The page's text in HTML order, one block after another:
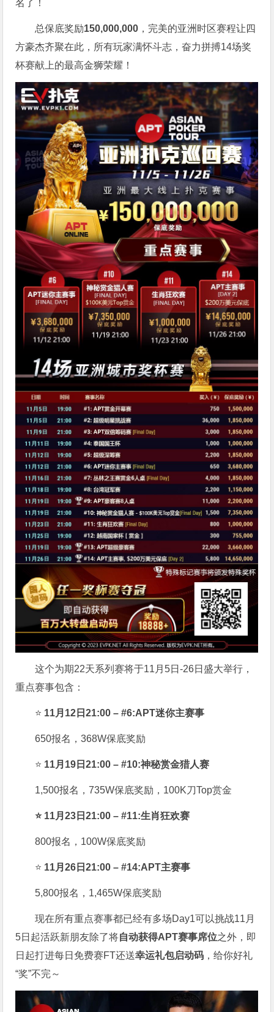
名了！
总保底奖励150,000,000 ，完美的亚洲时区赛程让四
方豪杰齐聚在此，所有玩家满怀斗志，奋力拼搏14场奖
杯赛献上的最高金狮荣耀！
这个为期22天系列赛将于11月5日-26日盛大举行，
重点赛事包含：
⭐ 11月12日21:00 – #6:APT迷你主赛事
650报名，368W保底奖励
⭐ 11月19日21:00 – #10:神秘赏金猎人赛
1,500报名，735W保底奖励，100K刀Top赏金
⭐ 11月23日21:00 – #11:生肖狂欢赛
800报名，100W保底奖励
⭐ 11月26日21:00 – #14:APT主赛事
5,800报名，1,465W保底奖励
现在所有重点赛事都已经有多场Day1可以挑战11月
5日起活跃新朋友除了将自动获得APT赛事席位之外，即
日起打进每日免费赛FT还送幸运礼包启动码 ，给你好礼
“奖”不完～